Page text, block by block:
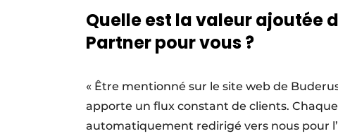
Quelle est la valeur ajoutée
Partner pour vous ?
« Être mentionné sur le site web de
apporte un flux constant de clients.
automatiquement redirigé vers nous pour